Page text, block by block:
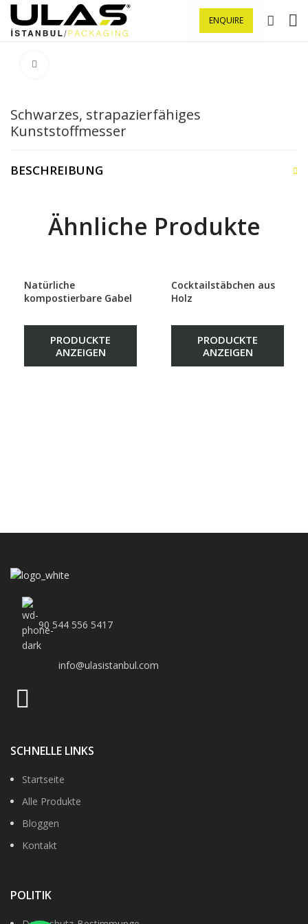
ENQUIRE
Schwarzes, strapazierfähiges
Kunststoffmesser
BESCHREIBUNG
Ähnliche Produkte
Natürliche
kompostierbare Gabel
PRODUCKTE
ANZEIGEN
Cocktailstäbchen aus
Holz
PRODUCKTE
ANZEIGEN
90 544 556 5417
info@ulasistanbul.com
SCHNELLE LINKS
Startseite
Alle Produkte
Bloggen
Kontakt
POLITIK